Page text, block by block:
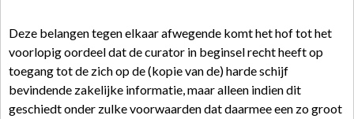
Deze belangen tegen elkaar afwegende komt het hof tot het
voorlopig oordeel dat de curator in beginsel recht heeft op
toegang tot de zich op de (kopie van de) harde schijf
bevindende zakelijke informatie, maar alleen indien dit
geschiedt onder zulke voorwaarden dat daarmee een zo groot